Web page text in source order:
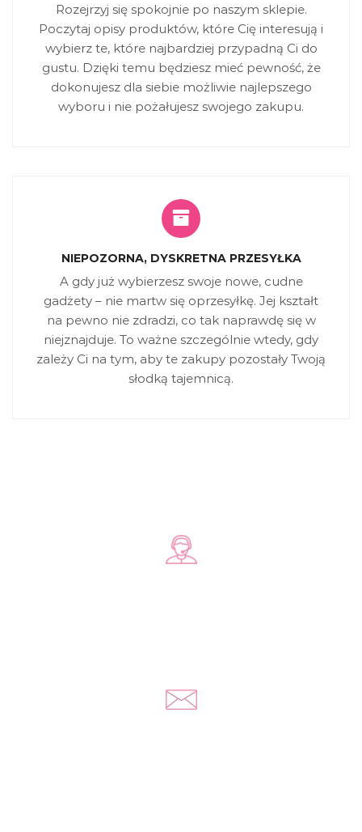
Rozejrzyj się spokojnie po naszym sklepie.
Poczytaj opisy produktów, które Cię interesują i
wybierz te, które najbardziej przypadną Ci do
gustu. Dzięki temu będziesz mieć pewność, że
dokonujesz dla siebie możliwie najlepszego
wyboru i nie pożałujesz swojego zakupu.
NIEPOZORNA, DYSKRETNA PRZESYŁKA
A gdy już wybierzesz swoje nowe, cudne
gadżety – nie martw się oprzesyłkę. Jej kształt
na pewno nie zdradzi, co tak naprawdę się w
niejznajduje. To ważne szczególnie wtedy, gdy
zależy Ci na tym, aby te zakupy pozostały Twoją
słodką tajemnicą.